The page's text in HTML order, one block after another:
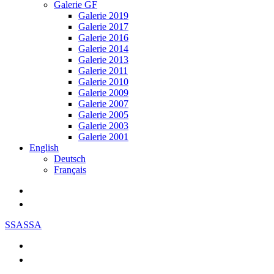
Galerie GF
Galerie 2019
Galerie 2017
Galerie 2016
Galerie 2014
Galerie 2013
Galerie 2011
Galerie 2010
Galerie 2009
Galerie 2007
Galerie 2005
Galerie 2003
Galerie 2001
English
Deutsch
Français
SSASSA